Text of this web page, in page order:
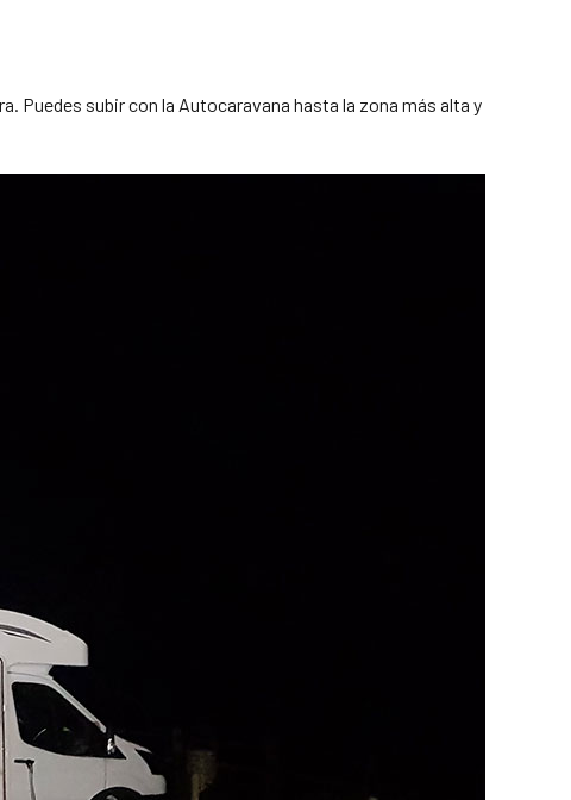
Puedes subir con la Autocaravana hasta la zona más alta y